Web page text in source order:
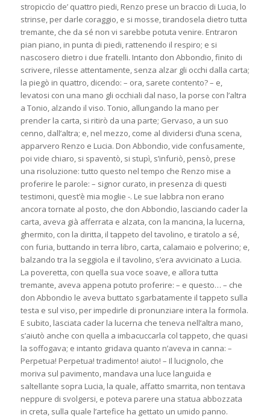
stropiccìo de’ quattro piedi, Renzo prese un braccio di Lucia, lo
strinse, per darle coraggio, e si mosse, tirandosela dietro tutta
tremante, che da sé non vi sarebbe potuta venire. Entraron
pian piano, in punta di piedi, rattenendo il respiro; e si
nascosero dietro i due fratelli. Intanto don Abbondio, finito di
scrivere, rilesse attentamente, senza alzar gli occhi dalla carta;
la piegò in quattro, dicendo: – ora, sarete contento? – e,
levatosi con una mano gli occhiali dal naso, la porse con l’altra
a Tonio, alzando il viso. Tonio, allungando la mano per
prender la carta, si ritirò da una parte; Gervaso, a un suo
cenno, dall’altra; e, nel mezzo, come al dividersi d’una scena,
apparvero Renzo e Lucia. Don Abbondio, vide confusamente,
poi vide chiaro, si spaventò, si stupì, s’infuriò, pensò, prese
una risoluzione: tutto questo nel tempo che Renzo mise a
proferire le parole: – signor curato, in presenza di questi
testimoni, quest’è mia moglie -. Le sue labbra non erano
ancora tornate al posto, che don Abbondio, lasciando cader la
carta, aveva già afferrata e alzata, con la mancina, la lucerna,
ghermito, con la diritta, il tappeto del tavolino, e tiratolo a sé,
con furia, buttando in terra libro, carta, calamaio e polverino; e,
balzando tra la seggiola e il tavolino, s’era avvicinato a Lucia.
La poveretta, con quella sua voce soave, e allora tutta
tremante, aveva appena potuto proferire: – e questo… – che
don Abbondio le aveva buttato sgarbatamente il tappeto sulla
testa e sul viso, per impedirle di pronunziare intera la formola.
E subito, lasciata cader la lucerna che teneva nell’altra mano,
s’aiutò anche con quella a imbacuccarla col tappeto, che quasi
la soffogava; e intanto gridava quanto n’aveva in canna: –
Perpetua! Perpetua! tradimento! aiuto! – Il lucignolo, che
moriva sul pavimento, mandava una luce languida e
saltellante sopra Lucia, la quale, affatto smarrita, non tentava
neppure di svolgersi, e poteva parere una statua abbozzata
in creta, sulla quale l’artefice ha gettato un umido panno.